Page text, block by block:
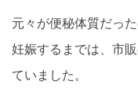
元々が便秘体質だった
妊娠するまでは、市
ていました。